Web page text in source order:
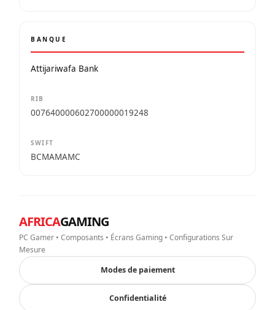
BANQUE
Attijariwafa Bank
RIB
007640000602700000019248
SWIFT
BCMAMAMC
AFRICAGAMING
PC Gamer • Composants • Écrans Gaming • Configurations Sur
Mesure
Modes de paiement
Confidentialité